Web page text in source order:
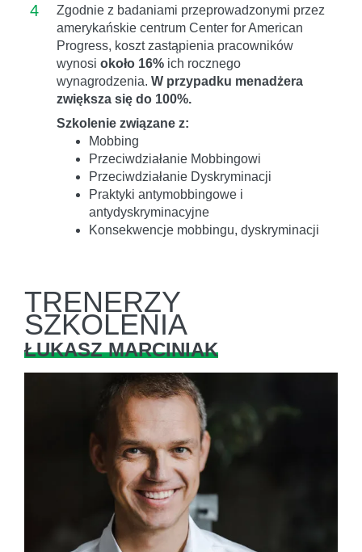
4
Zgodnie z badaniami przeprowadzonymi przez
amerykańskie centrum Center for American
Progress, koszt zastąpienia pracowników
wynosi około 16% ich rocznego
wynagrodzenia. W przypadku menadżera
zwiększa się do 100%.
Szkolenie związane z:
Mobbing
Przeciwdziałanie Mobbingowi
Przeciwdziałanie Dyskryminacji
Praktyki antymobbingowe i
antydyskryminacyjne
Konsekwencje mobbingu, dyskryminacji
TRENERZY
SZKOLENIA
ŁUKASZ MARCINIAK